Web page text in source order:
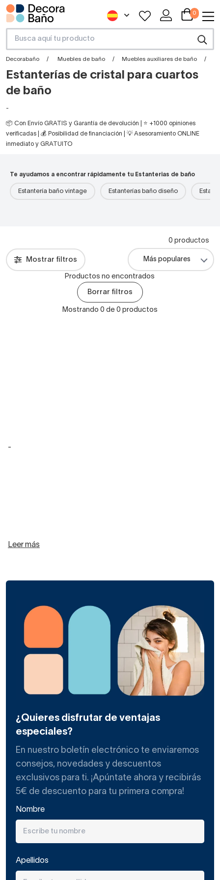
0
Decorabaño Muebles de baño Muebles auxiliares de baño
Estanterías de cristal para cuartos
de baño
-
📦 Con Envío GRATIS y Garantía de devolución | ⭐ +1000 opiniones
verificadas | 💰 Posibilidad de financiación | 💡 Asesoramiento ONLINE
inmediato y GRATUITO
Te ayudamos a encontrar rápidamente tu Estanterias de baño
Estantería baño vintage Estanterías baño diseño
Mostrar filtros
0 productos
Productos no encontrados
Borrar filtros
Mostrando 0 de 0 productos
-
Leer más
¿Quieres disfrutar de ventajas
especiales?
En nuestro boletín electrónico te enviaremos
consejos, novedades y descuentos
exclusivos para ti. ¡Apúntate ahora y recibirás
5€ de descuento para tu primera compra!
Nombre
Apellidos